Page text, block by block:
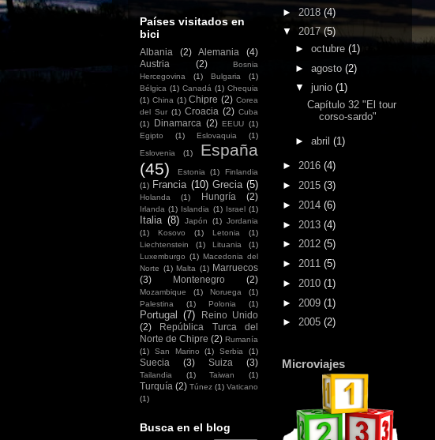
Países visitados en
bici
Albania (2) Alemania
(4)
Austria
(2)
Bosnia
Hercegovina
(1) Bulgaria
(1)
Bélgica (1) Canadá (1) Chequia
(1) China (1) Chipre (2) Corea
del Sur (1) Croacia (2) Cuba
(1)
Dinamarca (2) EEUU (1)
Egipto
(1) Eslovaquia
(1)
Eslovenia
(1)
España
(45)
Estonia (1)
Finlandia
(1) Francia (10) Grecia (5)
Holanda (1) Hungría (2)
Irlanda (1) Islandia (1) Israel (1)
Italia (8) Japón (1) Jordania
(1)
Kosovo (1) Letonia
(1)
Liechtenstein
(1) Lituania
(1)
Luxemburgo (1) Macedonia del
Norte (1) Malta (1) Marruecos
(3)
Montenegro (2)
Mozambique (1) Noruega
(1)
Palestina
(1) Polonia (1)
Portugal (7)
Reino Unido
(2)
República Turca del
Norte de Chipre (2) Rumanía
(1)
San Marino (1) Serbia (1)
Suecia (3) Suiza (3)
Tailandia (1) Taiwan (1)
Turquía (2) Túnez (1) Vaticano
(1)
Busca en el blog
► 2018(4)
▼ 2017(5)
► octubre (1)
► agosto (2)
▼ junio (1)
Capítulo 32 "El tour
corso-sardo"
► abril (1)
► 2016 (4)
► 2015 (3)
► 2014 (6)
► 2013 (4)
► 2012 (5)
► 2011 (5)
► 2010 (1)
► 2009 (1)
► 2005 (2)
Microviajes